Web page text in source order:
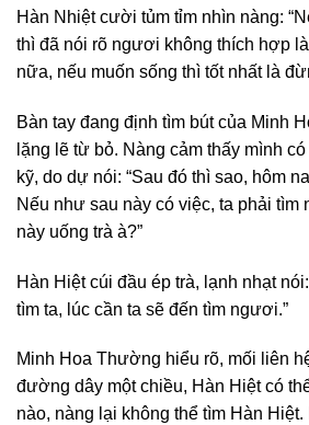
Hàn Nhiệt cười tủm tỉm nhìn nàng:
thì đã nói rõ ngươi không thích hợp
nữa, nếu muốn sống thì tốt nhất là
Bàn tay đang định tìm bút của Minh
lặng lẽ từ bỏ. Nàng cảm thấy mình
kỹ, do dự nói: “Sau đó thì sao, hôm
Nếu như sau này có việc, ta phải tìm
này uống trà à?”
Hàn Hiệt cúi đầu ép trà, lạnh nhạt
tìm ta, lúc cần ta sẽ đến tìm ngươi.”
Minh Hoa Thường hiểu rõ, mối liên
đường dây một chiều, Hàn Hiệt có
nào, nàng lại không thể tìm Hàn